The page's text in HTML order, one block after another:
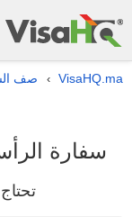
VisaHQ.ma
› صف
سفارة